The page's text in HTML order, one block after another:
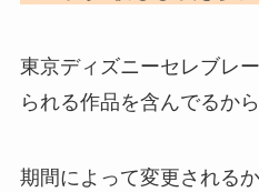
東京ディズニーセレブレ
られる作品を含んでるか
期間によって変更される